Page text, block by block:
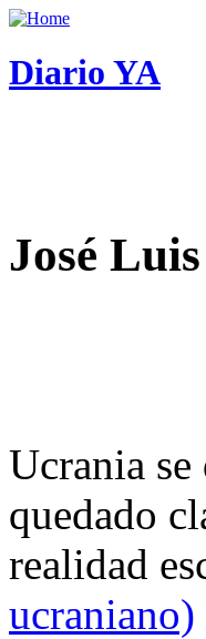
Diario YA
José
Ucrania
quedado
realidad
ucraniano)